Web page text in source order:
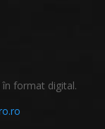
în format digital.